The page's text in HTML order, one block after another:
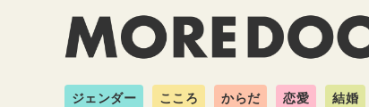
ジェンダー こころ からだ 恋愛 結婚